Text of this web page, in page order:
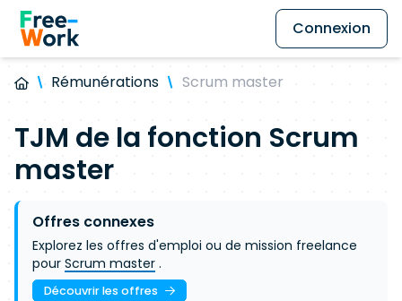
Connexion
Rémunérations Scrum master
TJM de la fonction Scrum
master
Offres connexes
Explorez les offres d'emploi ou de mission freelance
pour Scrum master .
Découvrir les offres